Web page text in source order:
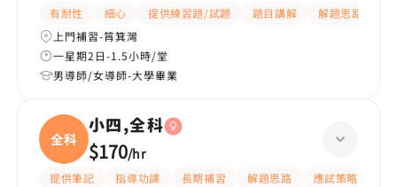
有耐性 細心 提供練習題/試題 題目講解
解題思路
上門補習-筲箕灣
一星期2日-1.5小時/堂
男導師/女導師-大學畢業
全科
小四,全科
$170/hr
提供筆記 指導功課 長期補習 解題思路 應試策略